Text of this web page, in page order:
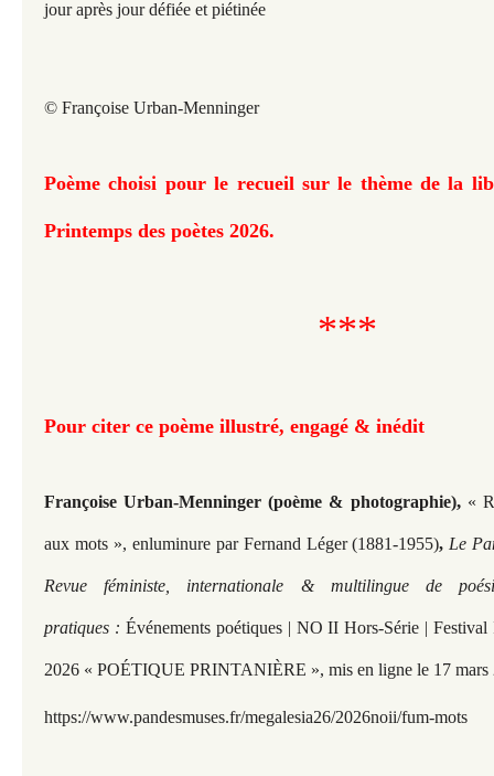
jour après jour défiée et piétinée
© Françoise Urban-Menninger
Poème choisi pour le recueil sur le thème de la
Printemps des poètes 2026.
***
Pour citer ce poème illustré, engagé & inédit
Françoise Urban-Menninger (poème & photographie),«
aux mots », enluminure par Fernand Léger (1881-1955), Le
Revue féministe, internationale & multilingue de
pratiques : Événements poétiques | NO II Hors-Série | Festival
2026 « POÉTIQUE PRINTANIÈRE », mis en ligne le 17
https://www.pandesmuses.fr/megalesia26/2026noii/fum-mots